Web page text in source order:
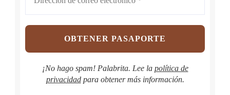
¡No hago spam! Palabrita. Lee la política de
privacidadpara obtener más información.